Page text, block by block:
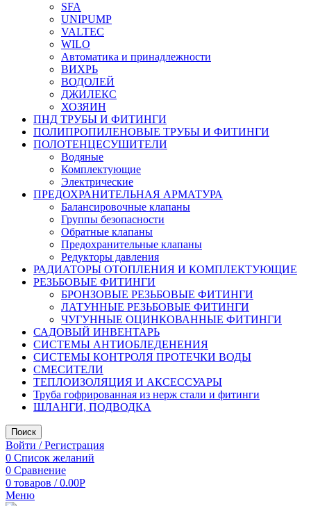
SFA
UNIPUMP
VALTEC
WILO
Автоматика и принадлежности
ВИХРЬ
ВОДОЛЕЙ
ДЖИЛЕКС
ХОЗЯИН
ПНД ТРУБЫ И ФИТИНГИ
ПОЛИПРОПИЛЕНОВЫЕ ТРУБЫ И ФИТИНГИ
ПОЛОТЕНЦЕСУШИТЕЛИ
Водяные
Комплектующие
Электрические
ПРЕДОХРАНИТЕЛЬНАЯ АРМАТУРА
Балансировочные клапаны
Группы безопасности
Обратные клапаны
Предохранительные клапаны
Редукторы давления
РАДИАТОРЫ ОТОПЛЕНИЯ И КОМПЛЕКТУЮЩИЕ
РЕЗЬБОВЫЕ ФИТИНГИ
БРОНЗОВЫЕ РЕЗЬБОВЫЕ ФИТИНГИ
ЛАТУННЫЕ РЕЗЬБОВЫЕ ФИТИНГИ
ЧУГУННЫЕ ОЦИНКОВАННЫЕ ФИТИНГИ
САДОВЫЙ ИНВЕНТАРЬ
СИСТЕМЫ АНТИОБЛЕДЕНЕНИЯ
СИСТЕМЫ КОНТРОЛЯ ПРОТЕЧКИ ВОДЫ
СМЕСИТЕЛИ
ТЕПЛОИЗОЛЯЦИЯ И АКСЕССУАРЫ
Труба гофрированная из нерж стали и фитинги
ШЛАНГИ, ПОДВОДКА
Поиск
Войти / Регистрация
0 Список желаний
0 Сравнение
0 товаров / 0.00Р
Меню